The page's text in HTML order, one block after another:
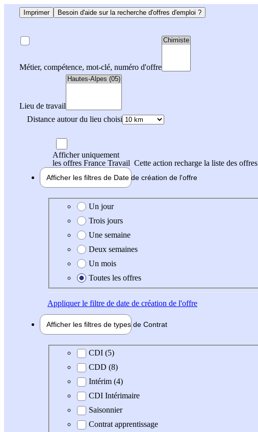
Imprimer Besoin d'aide sur la recherche d'offres d'emploi ?
Métier, compétence, mot-clé, numéro d'offre
Lieu de travail
Distance autour du lieu choisi
Afficher uniquement
les offres France Travail Cette action recharge la liste des offres
Afficher les filtres de Date de création de l'offre
Date de création de l'offre
Un jour
Trois jours
Une semaine
Deux semaines
Un mois
Toutes les offres
Appliquerle filtre de date de création de l'offre
Afficher les filtres de types de Contrat
Type de contrat
CDI (5)
CDD (8)
Intérim (4)
CDI Intérimaire
Saisonnier
Contrat apprentissage